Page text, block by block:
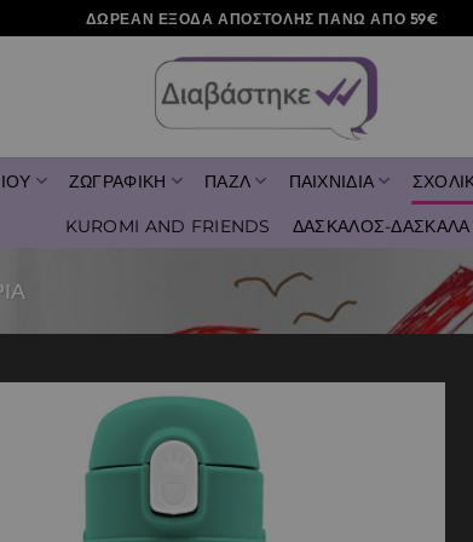
ΔΩΡΕΑΝ ΕΞΟΔΑ ΑΠΟΣΤΟΛΗΣ ΠΑΝΩ ΑΠΟ 59€
ΖΩΓΡΑΦΙΚΗ ΠΑΖΛ ΠΑΙΧΝΙΔΙΑ
KUROMI AND FRIENDS ΔΑΣΚΑΛΟΣ-ΔΑΣΚΑΛΑ